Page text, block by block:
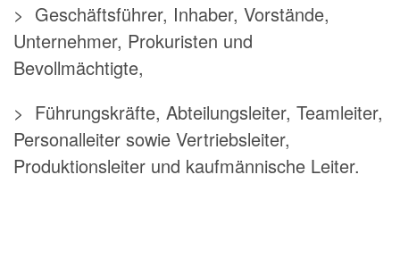
> Geschäftsführer, Inhaber, Vorstände,
Unternehmer, Prokuristen und
Bevollmächtigte,
> Führungskräfte, Abteilungsleiter, Teamleiter,
Personalleiter sowie Vertriebsleiter,
Produktionsleiter und kaufmännische Leiter.